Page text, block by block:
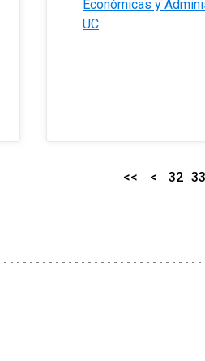
Económicas y
UC
<< < 32 33